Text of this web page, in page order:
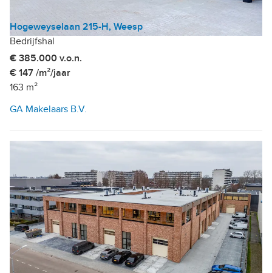
Hogeweyselaan 215-H, Weesp
Bedrijfshal
€ 385.000 v.o.n.
€ 147 /m²/jaar
163 m²
GA Makelaars B.V.